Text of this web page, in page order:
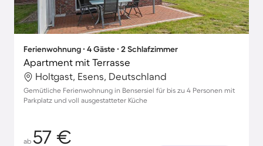
Ferienwohnung ∙ 4 Gäste ∙ 2 Schlafzimmer
Apartment mit Terrasse
Holtgast, Esens, Deutschland
Gemütliche Ferienwohnung in Bensersiel für bis zu 4 Personen mit
Parkplatz und voll ausgestatteter Küche
ab 57 €